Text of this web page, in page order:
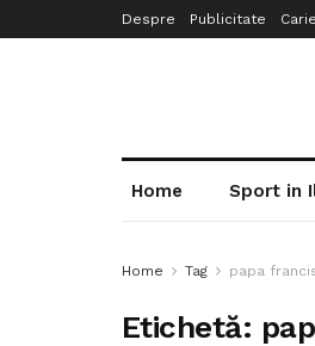
Despre Publicitate
Home Sport in
Home Tag papa
Etichetă: